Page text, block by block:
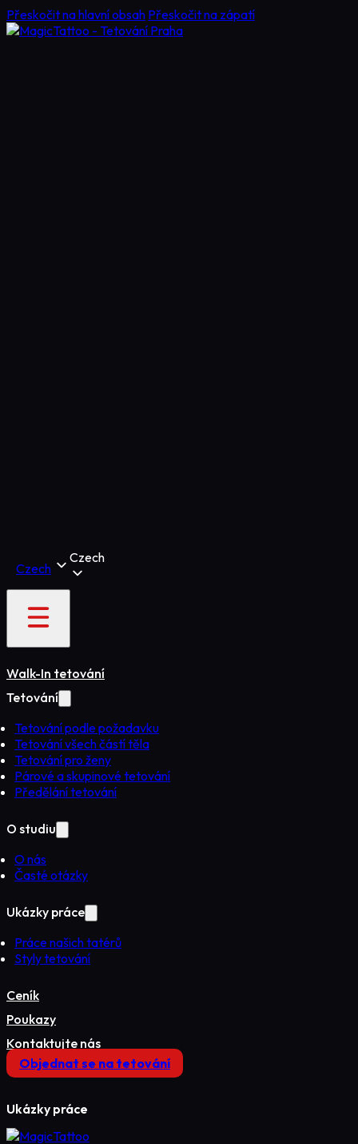
Přeskočit na hlavní obsah Přeskočit na zápatí
Czech
Czech
Walk-In tetování
Tetování
Tetování podle požadavku
Tetování všech částí těla
Tetování pro ženy
Párové a skupinové tetování
Předělání tetování
O studiu
O nás
Časté otázky
Ukázky práce
Práce našich tatérů
Styly tetování
Ceník
Poukazy
Kontaktujte nás
Objednat se na tetování
Ukázky práce